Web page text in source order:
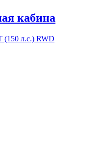
кабина
(150 л.с.) RWD